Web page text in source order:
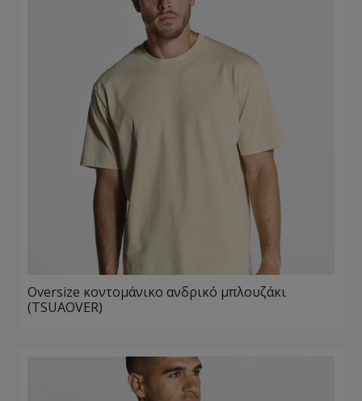
Oversize κοντομάνικο ανδρικό μπλουζάκι
(TSUAOVER)